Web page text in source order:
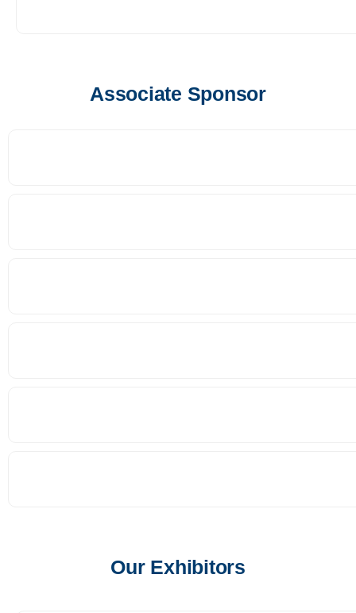
Associate Sponsor
Our Exhibitors